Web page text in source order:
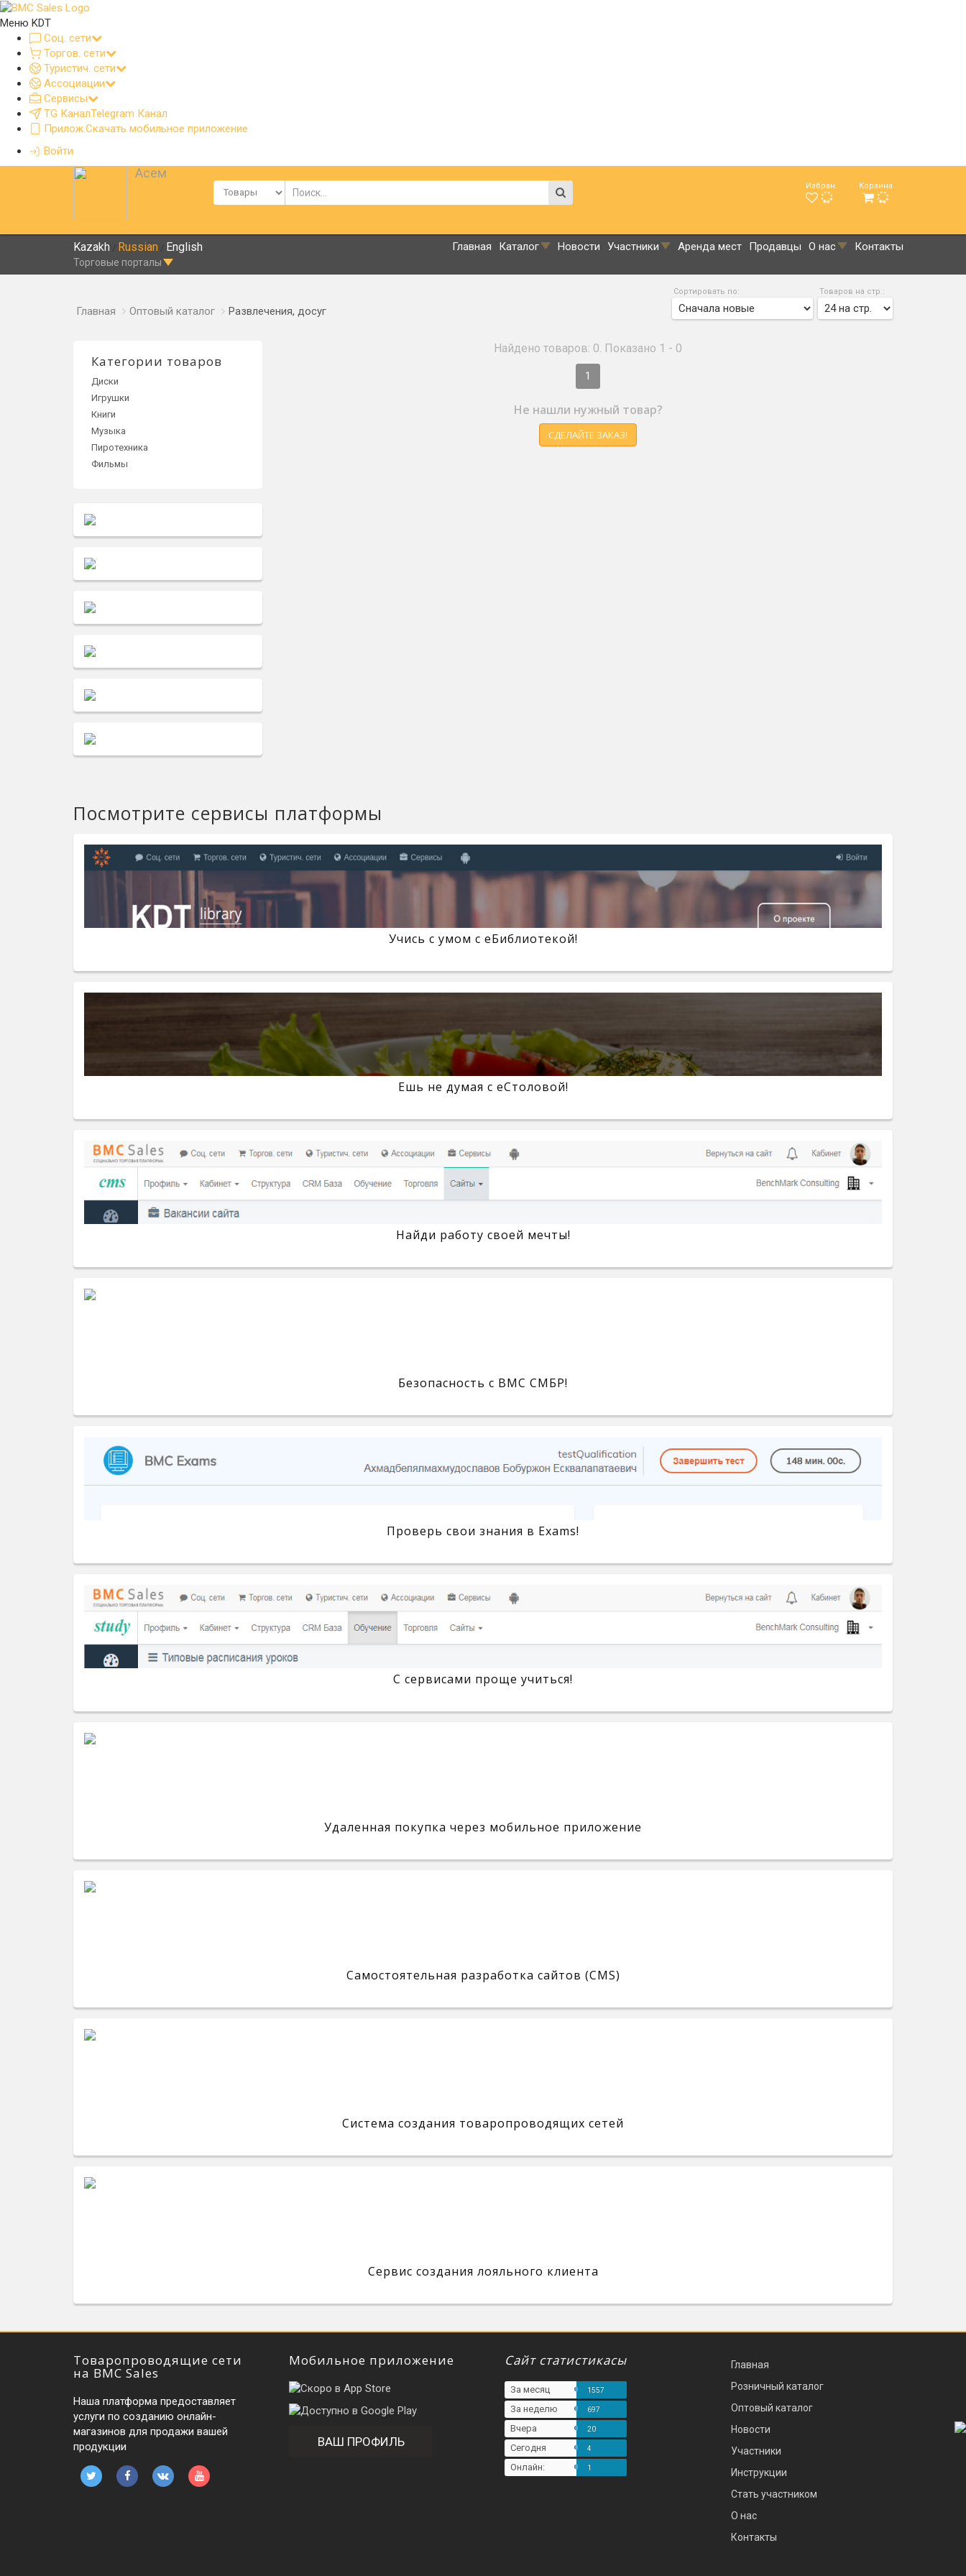
Меню KDT
Соц. сети
Торгов. сети
Туристич. сети
Ассоциации
Сервисы
TG КаналTelegram Канал
Прилож.Скачать мобильное приложение
Войти
Асем
Избран. Корзина
Kazakh / Russian / English
Торговые порталы
Главная Каталог Новости Участники Аренда мест Продавцы О нас Контакты
Главная Оптовый каталог Развлечения, досуг
Сортировать по: Товаров на стр.:
Категории товаров
Диски
Игрушки
Книги
Музыка
Пиротехника
Фильмы
Найдено товаров: 0. Показано 1 - 0
1
Не нашли нужный товар?
СДЕЛАЙТЕ ЗАКАЗ!
Посмотрите сервисы платформы
Учись с умом с eБиблиотекой!
Ешь не думая с eСтоловой!
Найди работу своей мечты!
Безопасность с BMC СМБР!
Проверь свои знания в Exams!
С сервисами проще учиться!
Удаленная покупка через мобильное приложение
Самостоятельная разработка сайтов (CMS)
Система создания товаропроводящих сетей
Сервис создания лояльного клиента
Товаропроводящие сети
на BMC Sales
Наша платформа предоставляет
услуги по созданию онлайн-
магазинов для продажи вашей
продукции
Мобильное приложение
ВАШ ПРОФИЛЬ
Сайт статистикасы
За месяц 1557
За неделю 697
Вчера 20
Сегодня 4
Онлайн: 1
Главная
Розничный каталог
Оптовый каталог
Новости
Участники
Инструкции
Стать участником
О нас
Контакты